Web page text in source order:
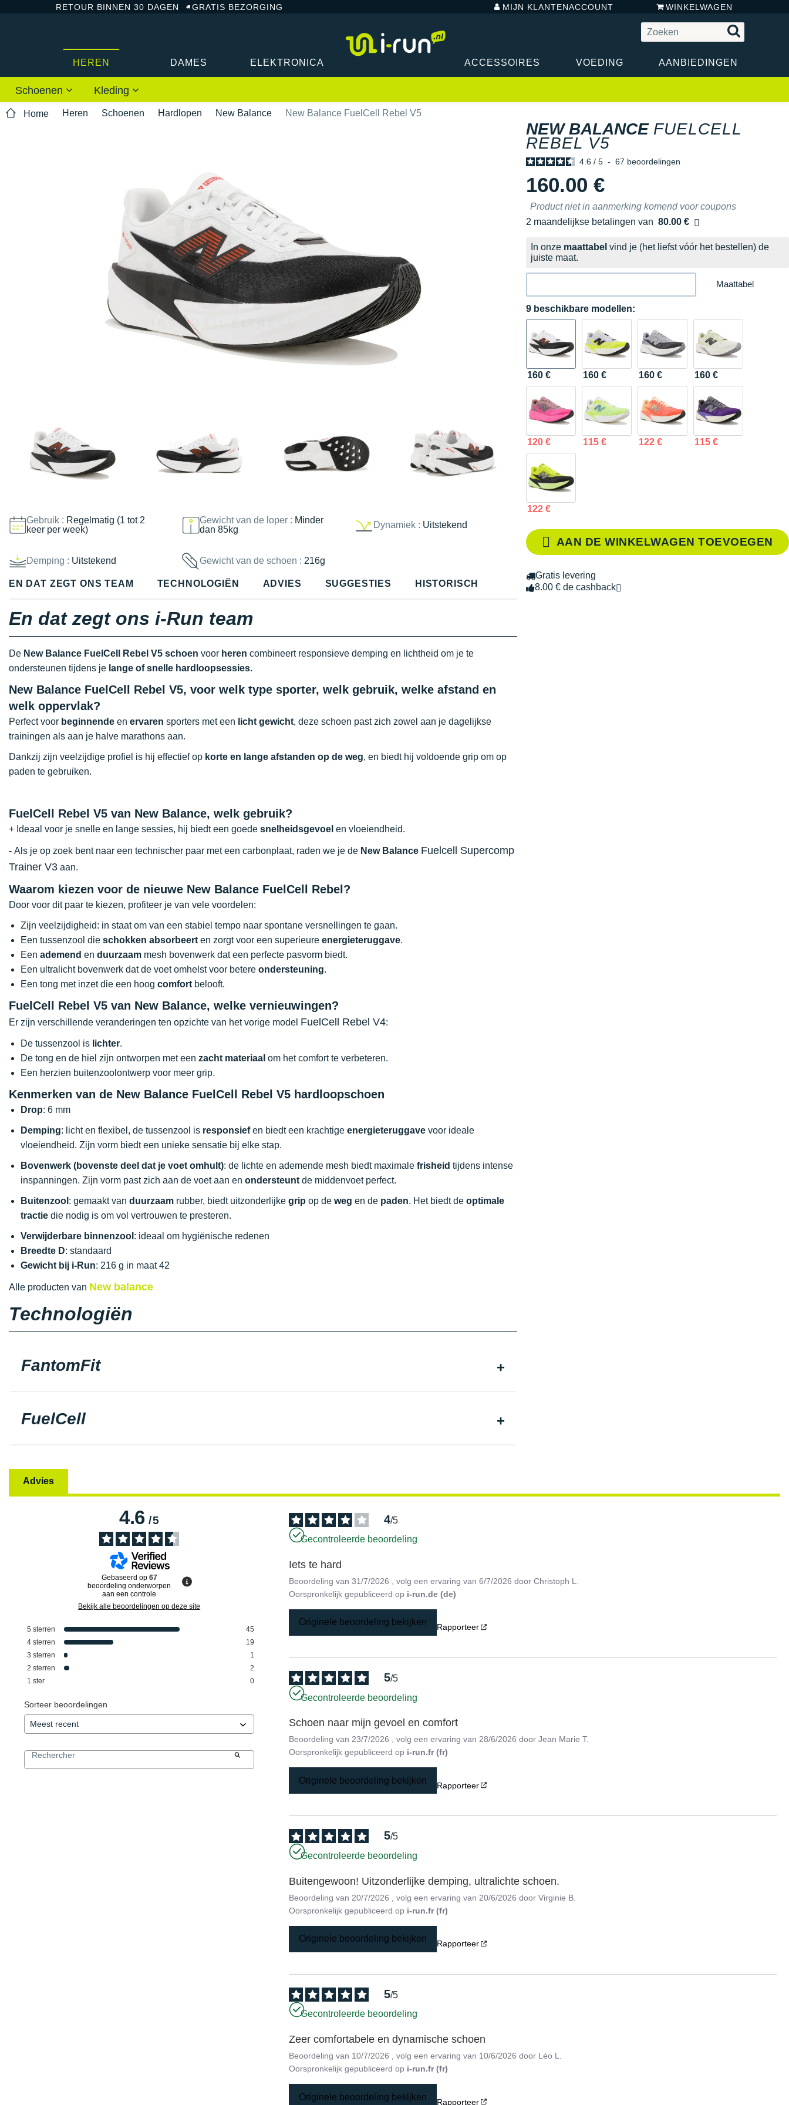
RETOUR BINNEN 30 DAGEN GRATIS BEZORGING MIJN KLANTENACCOUNT WINKELWAGEN
HEREN DAMES ELEKTRONICA ACCESSOIRES VOEDING AANBIEDINGEN
Schoenen Kleding
Home Heren Schoenen Hardlopen New Balance New Balance FuelCell Rebel V5
Gebruik : Regelmatig (1 tot 2
keer per week)
Gewicht van de loper : Minder
dan 85kg
Dynamiek : Uitstekend
Demping : Uitstekend Gewicht van de schoen : 216g
NEW BALANCE FUELCELL
REBEL V5
4.6 / 5 - 67 beoordelingen
160.00 €
Product niet in aanmerking komend voor coupons
2 maandelijkse betalingen van 80.00 €
zonder kosten
In onze maattabel vind je (het liefst vóór het bestellen) de
juiste maat.
Maattabel
9 beschikbare modellen:
160 € 160 € 160 € 160 €
120 € 115 € 122 € 115 €
122 €
AAN DE WINKELWAGEN TOEVOEGEN
Gratis levering
8.00 € de cashback
EN DAT ZEGT ONS TEAM TECHNOLOGIËN ADVIES SUGGESTIES HISTORISCH
En dat zegt ons i-Run team
De New Balance FuelCell Rebel V5 schoen voor heren combineert responsieve demping en lichtheid om je te
ondersteunen tijdens je lange of snelle hardloopsessies.
New Balance FuelCell Rebel V5, voor welk type sporter, welk gebruik, welke afstand en
welk oppervlak?
Perfect voor beginnende en ervaren sporters met een licht gewicht, deze schoen past zich zowel aan je dagelijkse
trainingen als aan je halve marathons aan.
Dankzij zijn veelzijdige profiel is hij effectief op korte en lange afstanden op de weg, en biedt hij voldoende grip om op
paden te gebruiken.
FuelCell Rebel V5 van New Balance, welk gebruik?
+ Ideaal voor je snelle en lange sessies, hij biedt een goede snelheidsgevoel en vloeiendheid.
- Als je op zoek bent naar een technischer paar met een carbonplaat, raden we je de New Balance Fuelcell Supercomp
Trainer V3 aan.
Waarom kiezen voor de nieuwe New Balance FuelCell Rebel?
Door voor dit paar te kiezen, profiteer je van vele voordelen:
Zijn veelzijdigheid: in staat om van een stabiel tempo naar spontane versnellingen te gaan.
Een tussenzool die schokken absorbeert en zorgt voor een superieure energieteruggave.
Een ademend en duurzaam mesh bovenwerk dat een perfecte pasvorm biedt.
Een ultralicht bovenwerk dat de voet omhelst voor betere ondersteuning.
Een tong met inzet die een hoog comfort belooft.
FuelCell Rebel V5 van New Balance, welke vernieuwingen?
Er zijn verschillende veranderingen ten opzichte van het vorige model FuelCell Rebel V4:
De tussenzool is lichter.
De tong en de hiel zijn ontworpen met een zacht materiaal om het comfort te verbeteren.
Een herzien buitenzoolontwerp voor meer grip.
Kenmerken van de New Balance FuelCell Rebel V5 hardloopschoen
Drop: 6 mm
Demping: licht en flexibel, de tussenzool is responsiefen biedt een krachtige energieteruggave voor ideale
vloeiendheid. Zijn vorm biedt een unieke sensatie bij elke stap.
Bovenwerk (bovenste deel dat je voet omhult): de lichte en ademende mesh biedt maximale frisheid tijdens intense
inspanningen. Zijn vorm past zich aan de voet aan en ondersteunt de middenvoet perfect.
Buitenzool : gemaakt van duurzaam rubber, biedt uitzonderlijke grip op de weg en de paden. Het biedt de optimale
tractie die nodig is om vol vertrouwen te presteren.
Verwijderbare binnenzool : ideaal om hygiënische redenen
Breedte D: standaard
Gewicht bij i-Run: 216 g in maat 42
Alle producten van New balance
Technologiën
FantomFit
FuelCell
Advies
4.6/5
Gebaseerd op 67
beoordeling onderworpen
aan een controle
Bekijk alle beoordelingen op deze site
5 sterren
45
4 sterren
19
3 sterren
1
2 sterren
2
1 ster 0
Sorteer beoordelingen
4/5
Gecontroleerde beoordeling
Iets te hard
Beoordeling van31/7/2026 , volg een ervaring van6/7/2026 doorChristoph L.
Oorspronkelijk gepubliceerd op i-run.de (de)
Originele beoordeling bekijken Rapporteer
5/5
Gecontroleerde beoordeling
Schoen naar mijn gevoel en comfort
Beoordeling van 23/7/2026 , volg een ervaring van 28/6/2026 doorJean Marie T.
Oorspronkelijk gepubliceerd op i-run.fr (fr)
Originele beoordeling bekijken Rapporteer
5/5
Gecontroleerde beoordeling
Buitengewoon! Uitzonderlijke demping, ultralichte schoen.
Beoordeling van 20/7/2026 , volg een ervaring van 20/6/2026 doorVirginie B.
Oorspronkelijk gepubliceerd op i-run.fr (fr)
Originele beoordeling bekijken Rapporteer
5/5
Gecontroleerde beoordeling
Zeer comfortabele en dynamische schoen
Beoordeling van 10/7/2026 , volg een ervaring van 10/6/2026 door Léo L.
Oorspronkelijk gepubliceerd op i-run.fr (fr)
Originele beoordeling bekijken Rapporteer